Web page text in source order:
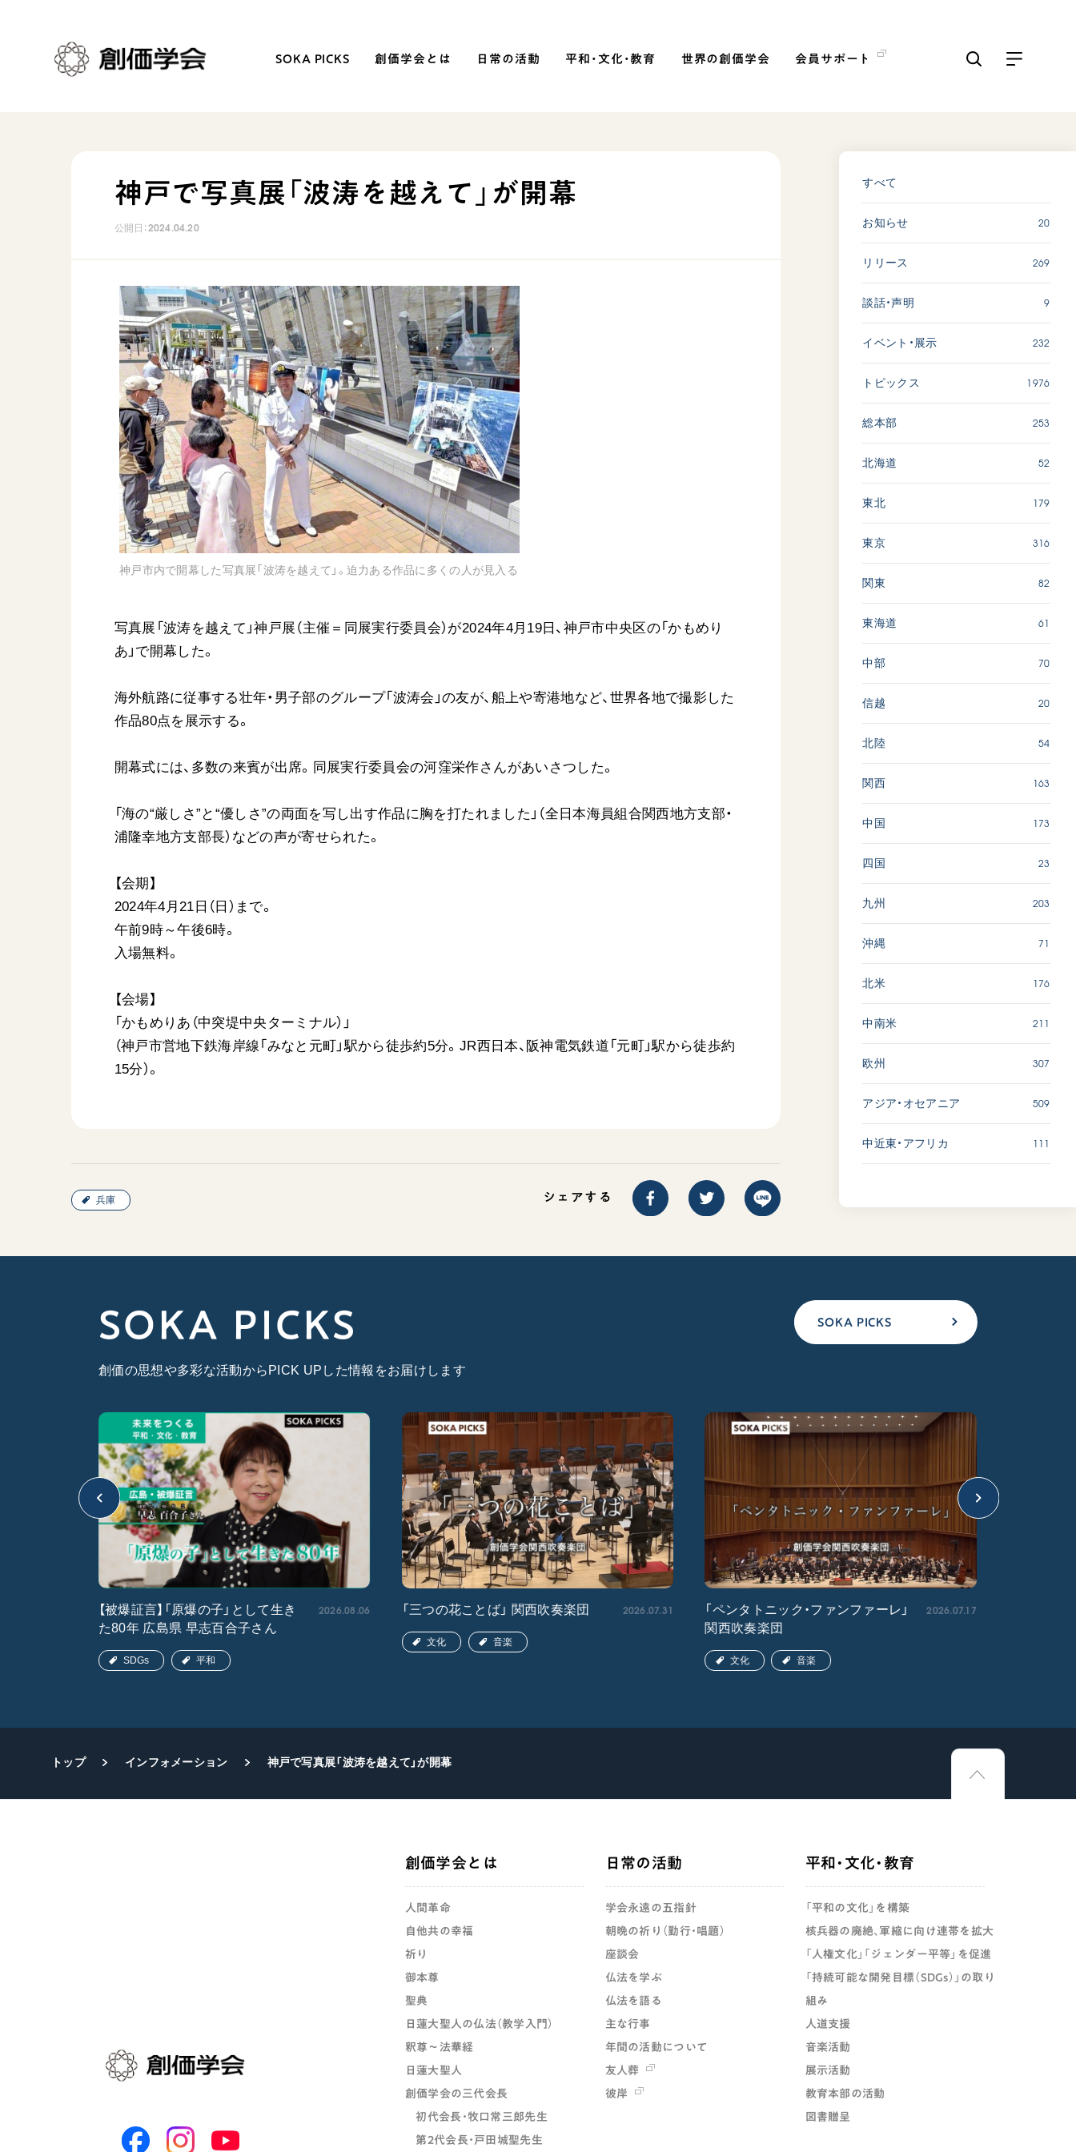
SOKA PICKS 創価学会とは 日常の活動 平和・文化・教育 世界の創価学会 会員サポート
自他共の幸福
日蓮大聖人の仏法（教学入門）
創価学会の三代会長
初代会長・牧口常三郎先生
第2代会長・戸田城聖先生
第3代会長・池田大作先生
学会永遠の五指針
仏法を語る
主な行事
年間の活動について
友人葬
彼岸
「平和の文化」を構築
「持続可能な開発目標（SDGs）」の
取り組み
人道支援
音楽活動
展示活動
教育本部の活動
図書贈呈
世界の創価学会
各国ウェブサイト
基本情報
会員サポート
座談会御書ｅ講義
御書検索［新版］
＜関連リンク＞
聖教ブックストア
SGIピースサイト
ご利用にあたって
【被爆証言】「原爆の子」と
して生きた80年 広島県 早
志百…
2026.08.06
SDGs
動画
広島
「三つの花ことば」 関西吹
奏楽団
2026.07.31
文化 音楽
「ペンタトニック・ファン
ファーレ」 関西吹奏楽団
2026.07.17
神戸で写真展「波涛を越えて」が開幕
公開日：2024.04.20
神戸市内で開幕した写真展「波涛を越えて」。迫力ある作品に多くの人が見入る
写真展「波涛を越えて」神戸展（主催＝同展実行委員会）が2024年4月19日、神戸市中央区の「かもめり
あ」で開幕した。
海外航路に従事する壮年・男子部のグループ「波涛会」の友が、船上や寄港地など、世界各地で撮影した
作品80点を展示する。
開幕式には、多数の来賓が出席。同展実行委員会の河窪栄作さんがあいさつした。
「海の“厳しさ”と“優しさ”の両面を写し出す作品に胸を打たれました」（全日本海員組合関西地方支部・
浦隆幸地方支部長）などの声が寄せられた。
【会期】
2024年4月21日（日）まで。
午前9時～午後6時。
入場無料。
【会場】
「かもめりあ（中突堤中央ターミナル）」
（神戸市営地下鉄海岸線「みなと元町」駅から徒歩約5分。JR西日本、阪神電気鉄道「元町」駅から徒歩約
15分）。
兵庫 シェアする
すべて
お知らせ 20
リリース 269
談話・声明 9
イベント・展示 232
トピックス 1976
総本部 253
北海道 52
東北 179
東京 316
関東 82
東海道 61
中部 70
信越 20
北陸 54
関西 163
中国 173
四国 23
九州 203
沖縄 71
北米 176
中南米 211
欧州 307
アジア・オセアニア 509
中近東・アフリカ 111
SOKA PICKS
創価の思想や多彩な活動からPICK UPした情報をお届けします
SOKA PICKS
【被爆証言】「原爆の子」として生き
た80年 広島県 早志百合子さん
2026.08.06
SDGs 平和
「三つの花ことば」 関西吹奏楽団 2026.07.31
文化 音楽
「ペンタトニック・ファンファーレ」
関西吹奏楽団
2026.07.17
文化 音楽
トップ インフォメーション 神戸で写真展「波涛を越えて」が開幕
創価学会とは
人間革命
自他共の幸福
祈り
御本尊
聖典
日蓮大聖人の仏法（教学入門）
釈尊～法華経
日蓮大聖人
創価学会の三代会長
初代会長・牧口常三郎先生
第2代会長・戸田城聖先生
日常の活動
学会永遠の五指針
朝晩の祈り（勤行・唱題）
座談会
仏法を学ぶ
仏法を語る
主な行事
年間の活動について
友人葬
彼岸
平和・文化・教育
「平和の文化」を構築
核兵器の廃絶、軍縮に向け連帯を拡大
「人権文化」「ジェンダー平等」を促進
「持続可能な開発目標（SDGs）」の取り
組み
人道支援
音楽活動
展示活動
教育本部の活動
図書贈呈